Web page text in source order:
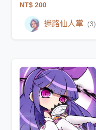
NT$ 200
迷路仙人掌 (3)